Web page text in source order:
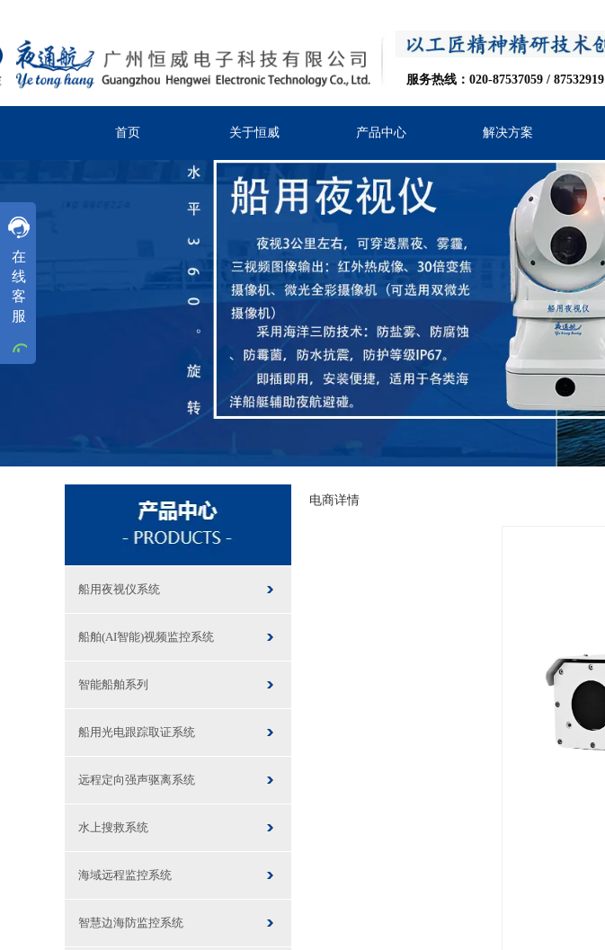
服务热线：020-87537059 / 87532919
在
线
客
服
工作时间
首页 关于恒威 产品中心 解决方案
船用夜视仪系统
船舶(AI智能)视频监控系统
智能船舶系列
船用光电跟踪取证系统
远程定向强声驱离系统
水上搜救系统
海域远程监控系统
智慧边海防监控系统
电商详情